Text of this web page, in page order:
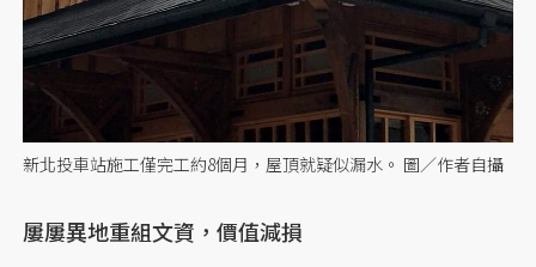
新北投車站施工僅完工約8個月，屋頂就疑似漏水。 圖／作者自攝
屢屢異地重組文資，價值減損